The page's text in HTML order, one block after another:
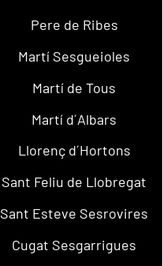
Pere de Ribes
Martí Sesgueioles
Martí de Tous
Martí d´Albars
Llorenç d´Hortons
Sant Feliu de Llobregat
Sant Esteve Sesrovires
Cugat Sesgarrigues